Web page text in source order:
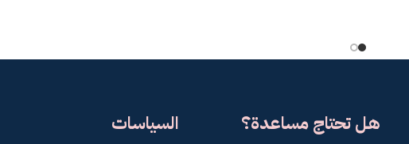
هل تحتاج مساعدة؟ السياسات